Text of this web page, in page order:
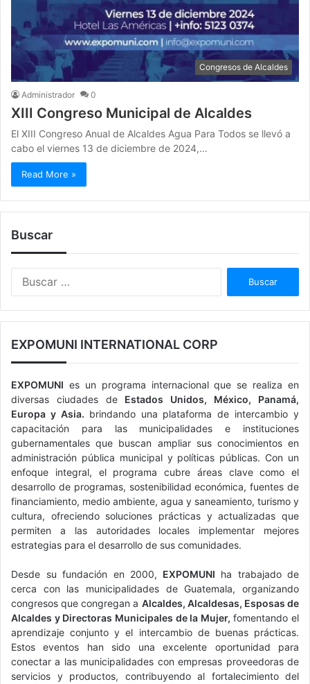
Congresos de Alcaldes
Administrador 0
XIII Congreso Municipal de Alcaldes
El XIII Congreso Anual de Alcaldes Agua Para Todos se llevó a
cabo el viernes 13 de diciembre de 2024,…
Read More »
Buscar
c
:
EXPOMUNI INTERNATIONAL CORP
EXPOMUNI es un programa internacional que se realiza en
diversas ciudades de Estados Unidos, México, Panamá,
Europa y Asia. brindando una plataforma de intercambio y
capacitación para las municipalidades e instituciones
gubernamentales que buscan ampliar sus conocimientos en
administración pública municipal y políticas públicas. Con un
enfoque integral, el programa cubre áreas clave como el
desarrollo de programas, sostenibilidad económica, fuentes de
financiamiento, medio ambiente, agua y saneamiento, turismo y
cultura, ofreciendo soluciones prácticas y actualizadas que
permiten a las autoridades locales implementar mejores
estrategias para el desarrollo de sus comunidades.
Desde su fundación en 2000, EXPOMUNI ha trabajado de
cerca con las municipalidades de Guatemala, organizando
congresos que congregan a Alcaldes, Alcaldesas, Esposas de
Alcaldes y Directoras Municipales de la Mujer, fomentando el
aprendizaje conjunto y el intercambio de buenas prácticas.
Estos eventos han sido una excelente oportunidad para
conectar a las municipalidades con empresas proveedoras de
servicios y productos, contribuyendo al fortalecimiento del